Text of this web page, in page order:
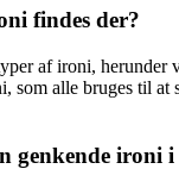
findes der?
af ironi, herunder
som alle bruges til at
genkende ironi